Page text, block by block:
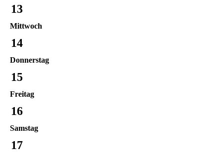
13
Mittwoch
14
Donnerstag
15
Freitag
16
Samstag
17